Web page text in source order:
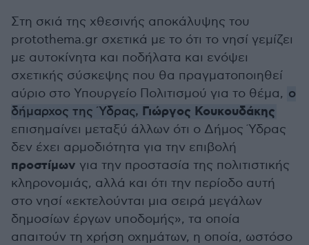
Στη σκιά της χθεσινής αποκάλυψης του
protothema.gr σχετικά με το ότι το νησί γεμίζει
με αυτοκίνητα και ποδήλατα και ενόψει
σχετικής σύσκεψης που θα πραγματοποιηθεί
αύριο στο Υπουργείο Πολιτισμού για το θέμα, ο
δήμαρχος της Ύδρας, Γιώργος Κουκουδάκης
επισημαίνει μεταξύ άλλων ότι ο Δήμος Ύδρας
δεν έχει αρμοδιότητα για την επιβολή
προστίμων για την προστασία της πολιτιστικής
κληρονομιάς, αλλά και ότι την περίοδο αυτή
στο νησί «εκτελούνται μια σειρά μεγάλων
δημοσίων έργων υποδομής», τα οποία
απαιτούν τη χρήση οχημάτων, η οποία, ωστόσο